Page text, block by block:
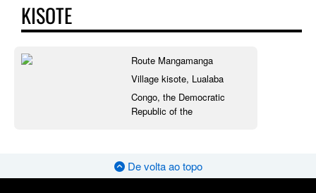
KISOTE
Route Mangamanga
Village kisote, Lualaba
Congo, the Democratic
Republic of the
De volta ao topo